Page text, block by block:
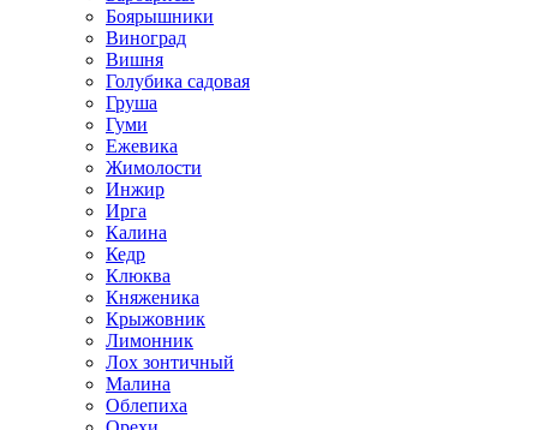
Боярышники
Виноград
Вишня
Голубика садовая
Груша
Гуми
Ежевика
Жимолости
Инжир
Ирга
Калина
Кедр
Клюква
Княженика
Крыжовник
Лимонник
Лох зонтичный
Малина
Облепиха